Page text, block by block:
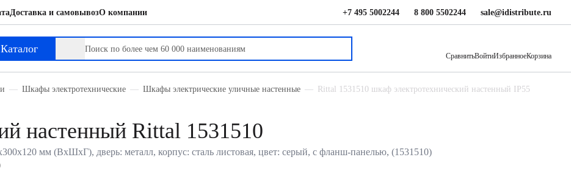
Доставка и самовывозО компании +7 495 5002244 8 800 5502244 sale@idistribute.ru
Каталог
СравнитьВойтиИзбранноеКорзина
Шкафы электротехнические Шкафы электрические уличные настенные Rittal 1531510 шкаф электротехнический настенный IP55
настенный Rittal 1531510
мм (ВхШхГ), дверь: металл, корпус: сталь листовая, цвет: серый, с фланш-панелью, (1531510)